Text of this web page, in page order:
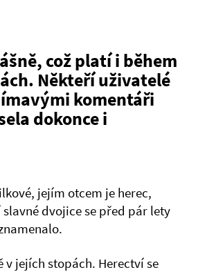
což platí i během
Někteří uživatelé
komentáři
dokonce i
jejím otcem je herec,
dvojice se před pár lety
v jejích stopách. Herectví se